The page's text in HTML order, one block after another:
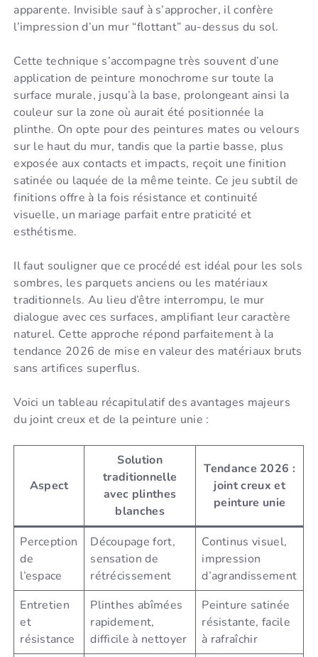
apparente. Invisible sauf à s’approcher, il confère
l’impression d’un mur “flottant” au-dessus du sol.
Cette technique s’accompagne très souvent d’une
application de peinture monochrome sur toute la
surface murale, jusqu’à la base, prolongeant ainsi la
couleur sur la zone où aurait été positionnée la
plinthe. On opte pour des peintures mates ou velours
sur le haut du mur, tandis que la partie basse, plus
exposée aux contacts et impacts, reçoit une finition
satinée ou laquée de la même teinte. Ce jeu subtil de
finitions offre à la fois résistance et continuité
visuelle, un mariage parfait entre praticité et
esthétisme.
Il faut souligner que ce procédé est idéal pour les sols
sombres, les parquets anciens ou les matériaux
traditionnels. Au lieu d’être interrompu, le mur
dialogue avec ces surfaces, amplifiant leur caractère
naturel. Cette approche répond parfaitement à la
tendance 2026 de mise en valeur des matériaux bruts
sans artifices superflus.
Voici un tableau récapitulatif des avantages majeurs
du joint creux et de la peinture unie :
Aspect
Solution
traditionnelle
avec plinthes
blanches
Tendance 2026 :
joint creux et
peinture unie
Perception
de
l’espace
Découpage fort,
sensation de
rétrécissement
Continus visuel,
impression
d’agrandissement
Entretien
et
résistance
Plinthes abîmées
rapidement,
difficile à nettoyer
Peinture satinée
résistante, facile
à rafraîchir